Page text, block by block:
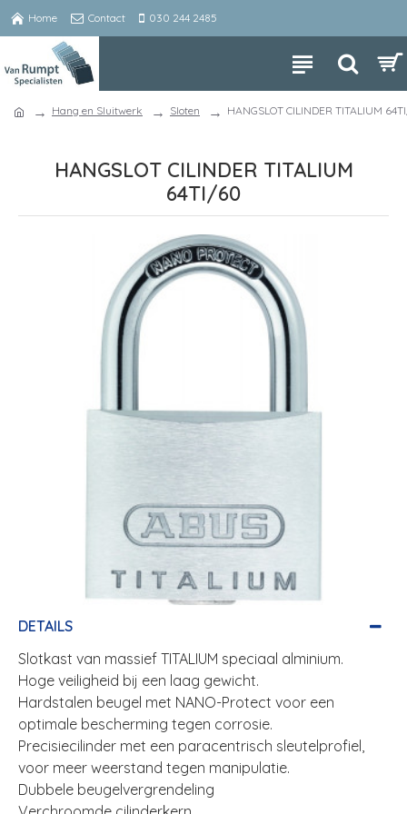
Home Contact 030 244 2485
Hang en Sluitwerk Sloten HANGSLOT CILINDER TITALIUM
HANGSLOT CILINDER TITALIUM
64TI/60
DETAILS
Slotkast van massief TITALIUM speciaal alminium.
Hoge veiligheid bij een laag gewicht.
Hardstalen beugel met NANO-Protect voor een
optimale bescherming tegen corrosie.
Precisiecilinder met een paracentrisch sleutelprofiel,
voor meer weerstand tegen manipulatie.
Dubbele beugelvergrendeling